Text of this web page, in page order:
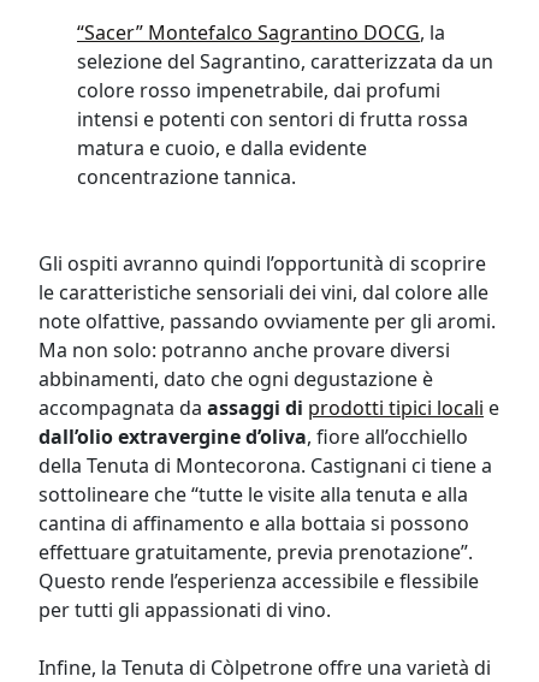
“Sacer” Montefalco Sagrantino DOCG, la
selezione del Sagrantino, caratterizzata da un
colore rosso impenetrabile, dai profumi
intensi e potenti con sentori di frutta rossa
matura e cuoio, e dalla evidente
concentrazione tannica.
Gli ospiti avranno quindi l’opportunità di scoprire
le caratteristiche sensoriali dei vini, dal colore alle
note olfattive, passando ovviamente per gli aromi.
Ma non solo: potranno anche provare diversi
abbinamenti, dato che ogni degustazione è
accompagnata da assaggi di prodotti tipici locali e
dall’olio extravergine d’oliva, fiore all’occhiello
della Tenuta di Montecorona. Castignani ci tiene a
sottolineare che “tutte le visite alla tenuta e alla
cantina di affinamento e alla bottaia si possono
effettuare gratuitamente, previa prenotazione”.
Questo rende l’esperienza accessibile e flessibile
per tutti gli appassionati di vino.
Infine, la Tenuta di Còlpetrone offre una varietà di